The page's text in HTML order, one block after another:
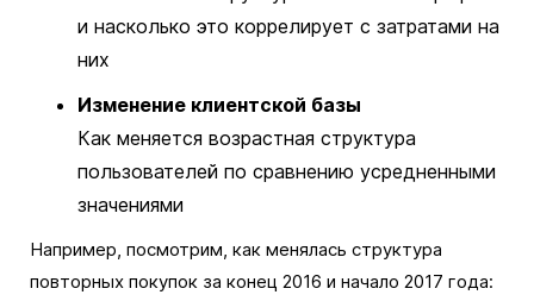
и насколько это коррелирует с затратами на
них
Изменение клиентской базы
Как меняется возрастная структура
пользователей по сравнению усредненными
значениями
Например, посмотрим, как менялась структура
повторных покупок за конец 2016 и начало 2017 года: